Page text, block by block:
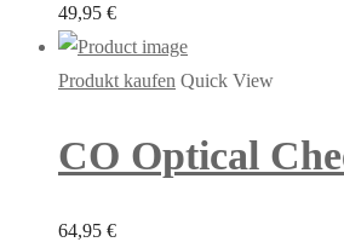
49,95 €
Produkt kaufen Quick View
CO Optical
64,95 €